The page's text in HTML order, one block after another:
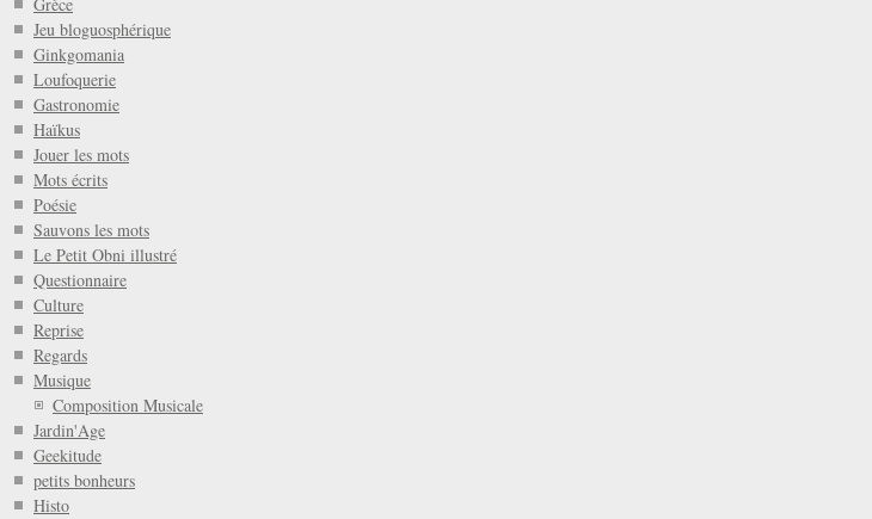
Jeu bloguosphérique
Ginkgomania
Loufoquerie
Gastronomie
Haïkus
Jouer les mots
Mots écrits
Poésie
Sauvons les mots
Le Petit Obni illustré
Questionnaire
Culture
Reprise
Regards
Musique
Composition Musicale
Jardin'Age
Geekitude
petits bonheurs
Histo